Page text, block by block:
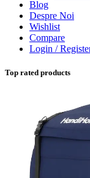
Blog
Despre Noi
Wishlist
Compare
Login /
Top rated products